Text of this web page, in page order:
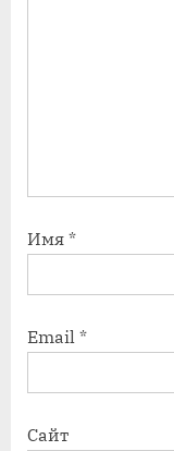
Имя *
Email *
Сайт